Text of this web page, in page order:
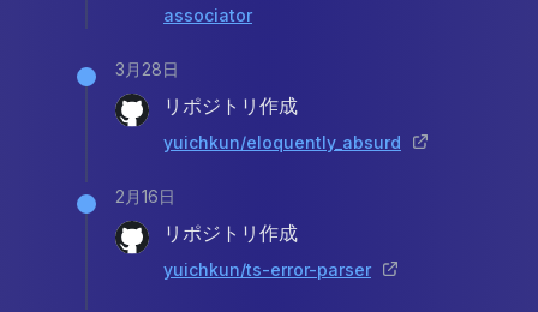
associator
3月28日
リポジトリ作成
yuichkun/eloquently_absurd
2月16日
リポジトリ作成
yuichkun/ts-error-parser